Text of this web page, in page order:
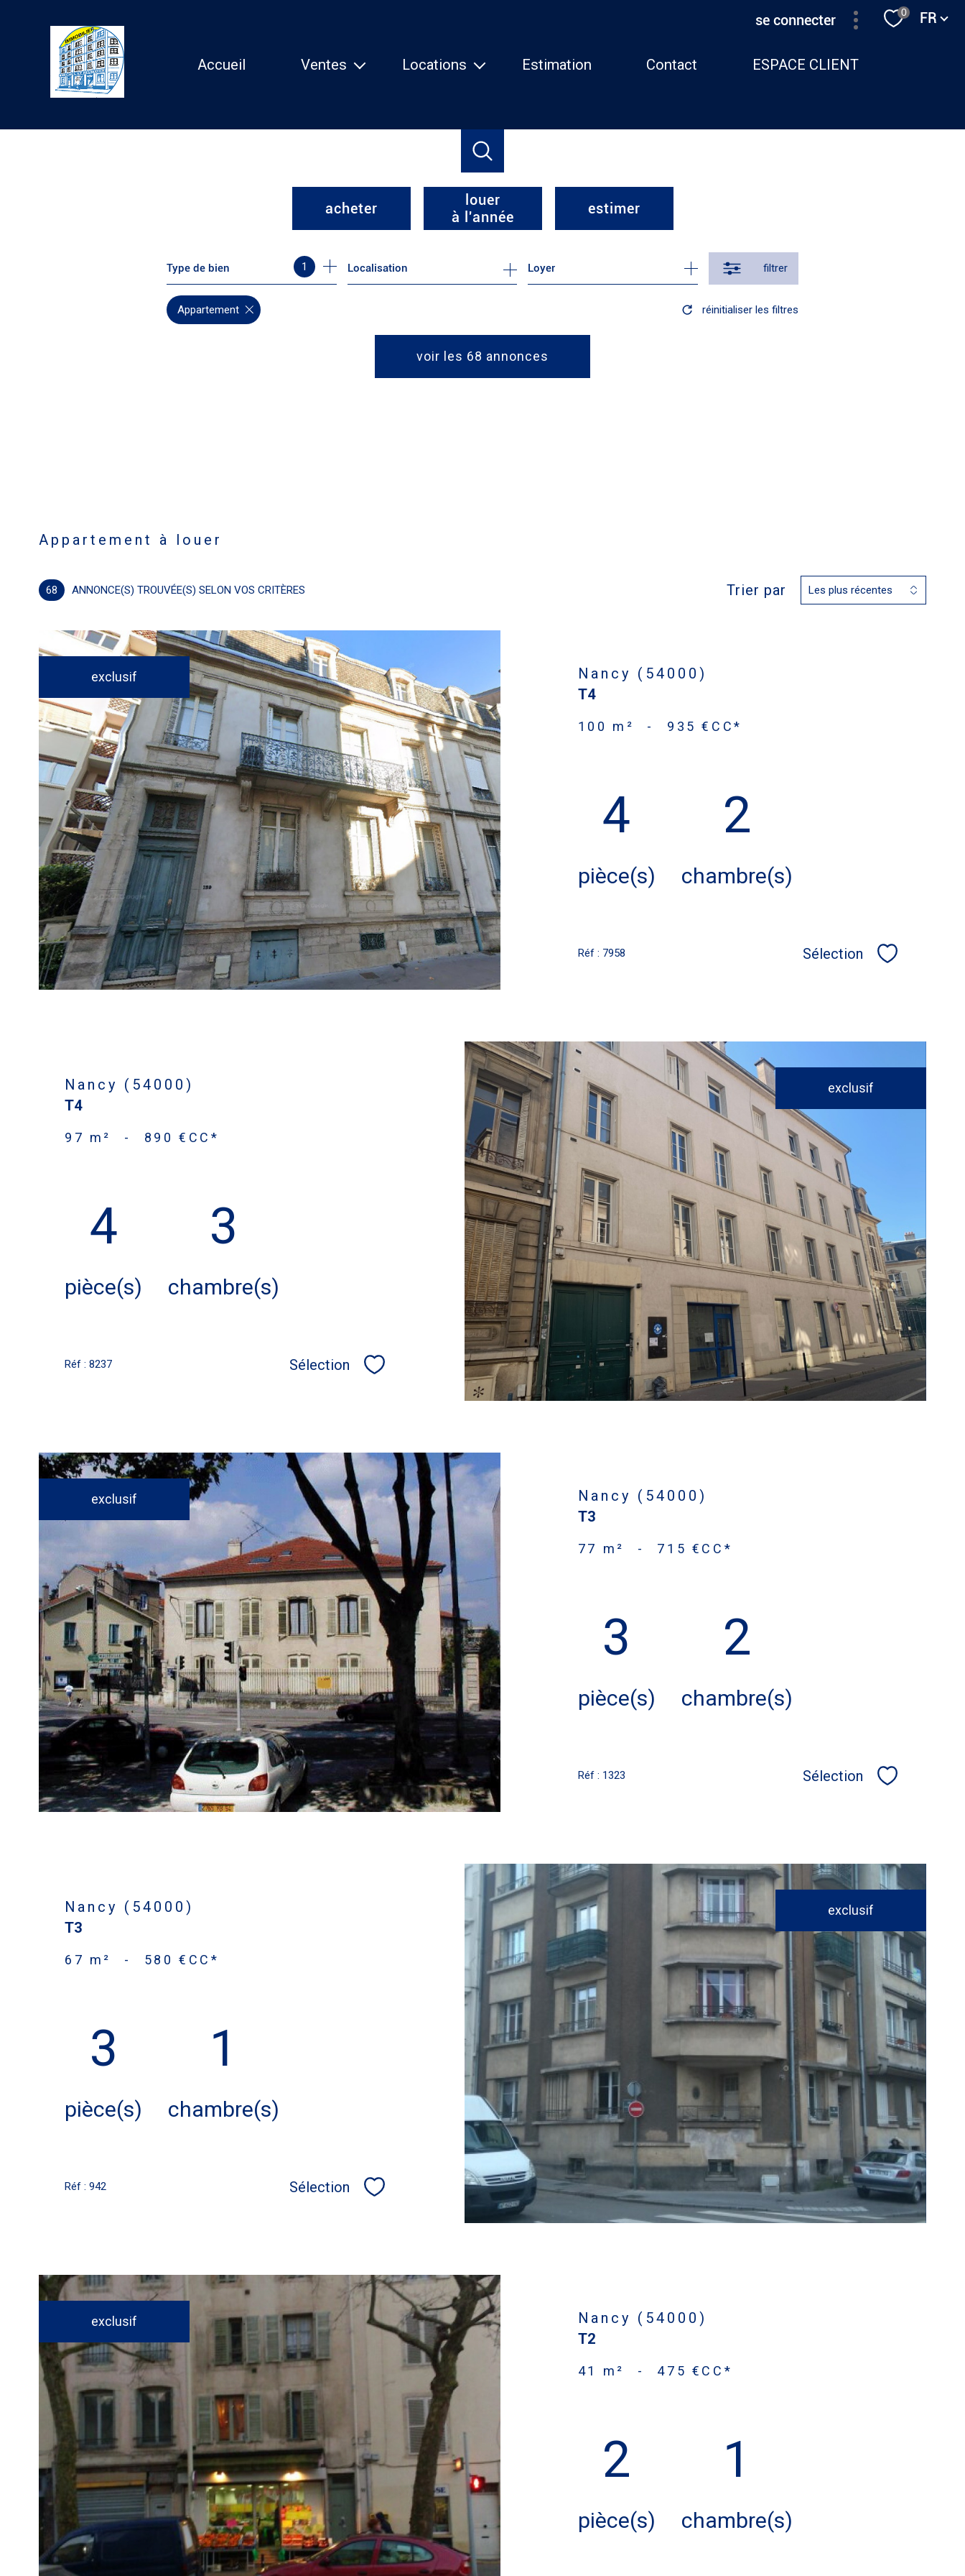
se connecter 0 Langue
FR
Accueil Ventes
Appartements
Locations
Appartements
Estimation Contact ESPACE CLIENT
acheter
de l'ancien
de l'immo pro
louer
à l'année
de l'immo pro
estimer
Type de bien 1 Loyer filtrer
voir les 68 annonces
Appartement réinitialiser les filtres
Appartement à louer
68 ANNONCE(S) TROUVÉE(S) SELON VOS CRITÈRES Trier par Les plus récentes
exclusif
voir le
bien
Nancy (54000)
T4
100 m² - 935 € CC*
4
pièce(s)
2
chambre(s)
Réf : 7958 Sélection Sélectionner
exclusif
voir le
bien
Nancy (54000)
T4
97 m² - 890 € CC*
4
pièce(s)
3
chambre(s)
Réf : 8237 Sélection Sélectionner
exclusif
voir le
bien
Nancy (54000)
T3
77 m² - 715 € CC*
3
pièce(s)
2
chambre(s)
Réf : 1323 Sélection Sélectionner
exclusif
voir le
bien
Nancy (54000)
T3
67 m² - 580 € CC*
3
pièce(s)
1
chambre(s)
Réf : 942 Sélection Sélectionner
exclusif
voir le
bien
Nancy (54000)
T2
41 m² - 475 € CC*
2
pièce(s)
1
chambre(s)